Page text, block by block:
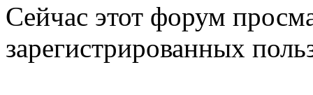
Сейчас этот форум
зарегистрированных